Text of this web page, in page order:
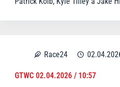
Race24
GTWC 02.04.2026 / 10:57